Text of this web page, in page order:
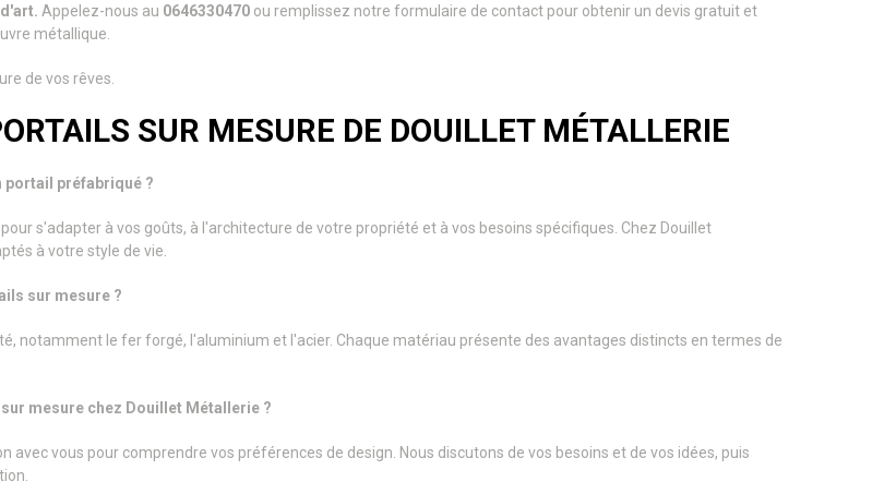
Appelez-nous au 0646330470 ou remplissez notre formulaire de contact pour obtenir un devis gratuit et
métallique.
de vos rêves.
SUR MESURE DE DOUILLET MÉTALLERIE
portail préfabriqué ?
s'adapter à vos goûts, à l'architecture de votre propriété et à vos besoins spécifiques. Chez Douillet
à votre style de vie.
sur mesure ?
notamment le fer forgé, l'aluminium et l'acier. Chaque matériau présente des avantages distincts en termes de
mesure chez Douillet Métallerie ?
vous pour comprendre vos préférences de design. Nous discutons de vos besoins et de vos idées, puis